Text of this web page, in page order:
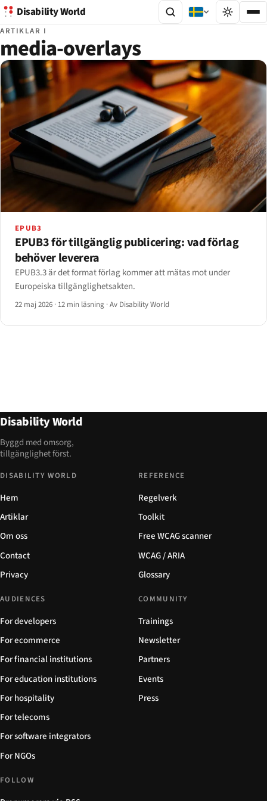
Disability World
ARTIKLAR I
media-overlays
EPUB3
EPUB3 för tillgänglig publicering: vad förlag
behöver leverera
EPUB3.3 är det format förlag kommer att mätas mot under
Europeiska tillgänglighetsakten.
22 maj 2026 · 12 min läsning ·Av Disability World
Disability World
Byggd med omsorg,
tillgänglighet först.
DISABILITY WORLD
Hem
Artiklar
Om oss
Contact
Privacy
REFERENCE
Regelverk
Toolkit
Free WCAG scanner
WCAG / ARIA
Glossary
AUDIENCES
For developers
For ecommerce
For financial institutions
For education institutions
For hospitality
For telecoms
For software integrators
For NGOs
COMMUNITY
Trainings
Newsletter
Partners
Events
Press
FOLLOW